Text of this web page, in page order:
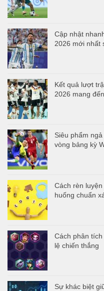
Cập nhật
2026 mới nhất
Kết quả lượt
2026 mang
Siêu phẩm
vòng bảng kỳ
Cách rèn
huống chuẩn
Cách phân
lệ chiến thắng
Sự khác biệt